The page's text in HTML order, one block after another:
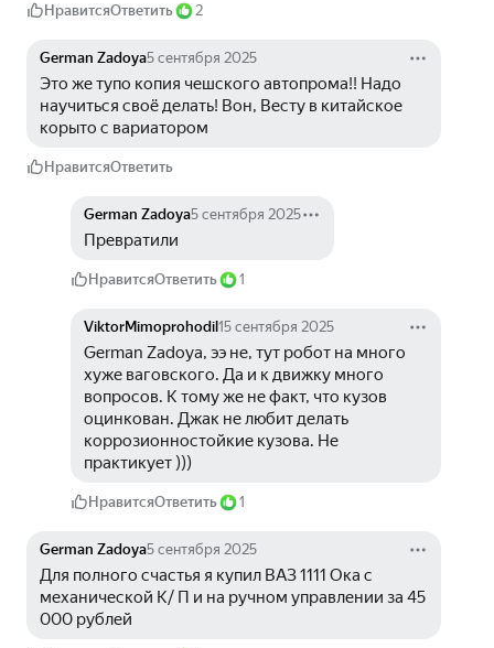
НравитсяОтветить 2
German Zadoya5 сентября 2025
Это же тупо копия чешского автопрома!! Надо
научиться своё делать! Вон, Весту в китайское
корыто с вариатором
НравитсяОтветить
German Zadoya5 сентября 2025
Превратили
НравитсяОтветить 1
ViktorMimoprohodil 15 сентября 2025
German Zadoya, ээ не, тут робот на много
хуже ваговского. Да и к движку много
вопросов. К тому же не факт, что кузов
оцинкован. Джак не любит делать
коррозионностойкие кузова. Не
практикует )))
НравитсяОтветить 1
German Zadoya5 сентября 2025
Для полного счастья я купил ВАЗ 1111 Ока с
механической К/ П и на ручном управлении за 45
000 рублей